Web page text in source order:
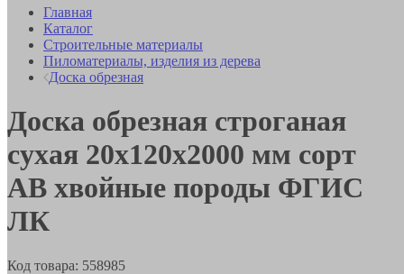
Главная
Каталог
Строительные материалы
Пиломатериалы, изделия из дерева
Доска обрезная
Доска обрезная строганая
сухая 20х120х2000 мм сорт
АВ хвойные породы ФГИС
ЛК
Код товара: 558985